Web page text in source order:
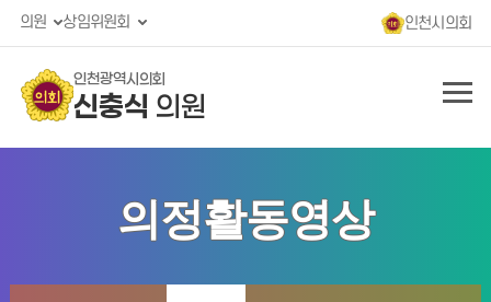
의원 상임위원회 인천시의회
인천광역시의회
신충식 의원
의정활동영상